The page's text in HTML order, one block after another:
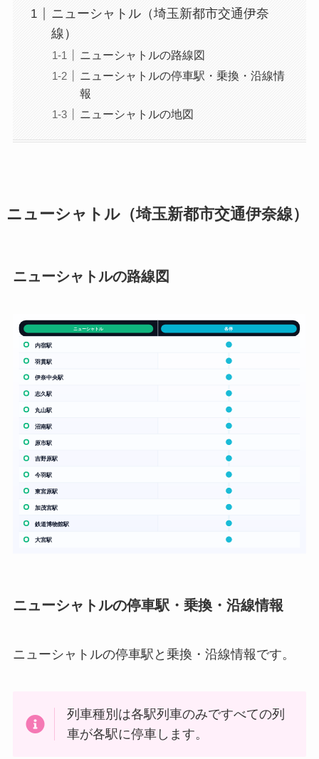
ニューシャトル（埼玉新都市交通伊奈
線）
ニューシャトルの路線図
ニューシャトルの停車駅・乗換・沿線情
報
ニューシャトルの地図
ニューシャトル（埼玉新都市交通伊奈線）
ニューシャトルの路線図
ニューシャトルの停車駅・乗換・沿線情報
ニューシャトルの停車駅と乗換・沿線情報です。
列車種別は各駅列車のみですべての列
車が各駅に停車します。